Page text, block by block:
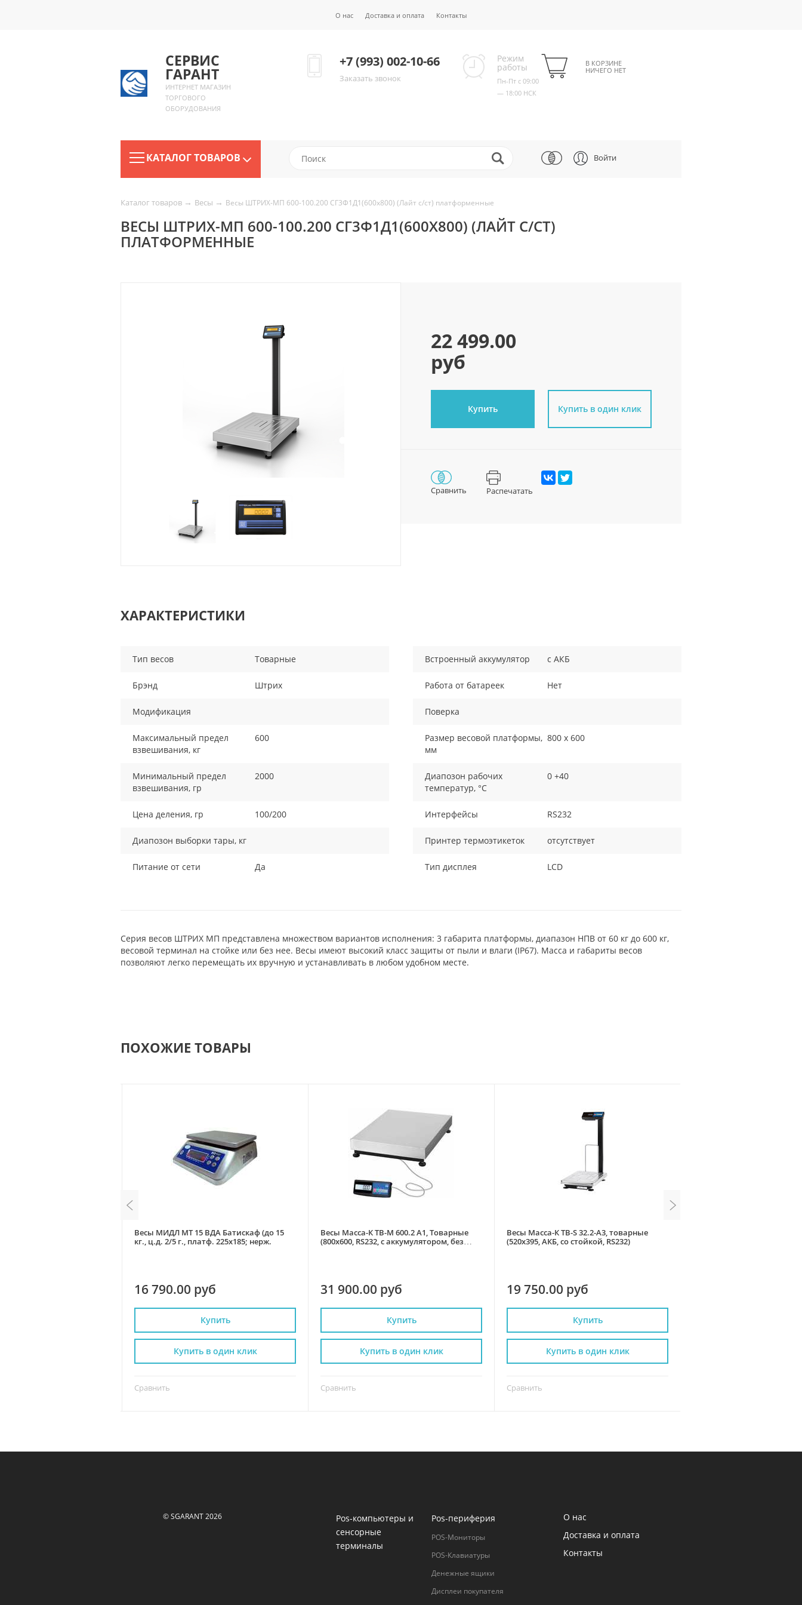
О нас Доставка и оплата Контакты
СЕРВИС
ГАРАНТ
ИНТЕРНЕТ МАГАЗИН
ТОРГОВОГО
ОБОРУДОВАНИЯ
+7 (993) 002-10-66
Заказать звонок
Режим
работы
Пн-Пт с 09:00
— 18:00 НСК
В КОРЗИНЕ
НИЧЕГО НЕТ
КАТАЛОГ ТОВАРОВ Войти
Каталог товаров → Весы → Весы ШТРИХ-МП 600-100.200 СГ3Ф1Д1(600x800) (Лайт с/ст) платформенные
ВЕСЫ ШТРИХ-МП 600-100.200 СГ3Ф1Д1(600X800) (ЛАЙТ С/СТ)
ПЛАТФОРМЕННЫЕ
22 499.00
руб
Купить Купить в один клик
Сравнить Распечатать
ХАРАКТЕРИСТИКИ
Тип весов Товарные
Брэнд Штрих
Модификация
Максимальный предел
взвешивания, кг
600
Минимальный предел
взвешивания, гр
2000
Цена деления, гр 100/200
Диапозон выборки тары, кг
Питание от сети Да
Встроенный аккумулятор с АКБ
Работа от батареек Нет
Поверка
Размер весовой платформы,
мм
800 x 600
Диапозон рабочих
температур, °С
0 +40
Интерфейсы RS232
Принтер термоэтикеток отсутствует
Тип дисплея LCD
Серия весов ШТРИХ МП представлена множеством вариантов исполнения: 3 габарита платформы, диапазон НПВ от 60 кг до 600 кг,
весовой терминал на стойке или без нее. Весы имеют высокий класс защиты от пыли и влаги (IP67). Масса и габариты весов
позволяют легко перемещать их вручную и устанавливать в любом удобном месте.
ПОХОЖИЕ ТОВАРЫ
Весы МИДЛ МТ 15 ВДА Батискаф (до 15
кг., ц.д. 2/5 г., платф. 225х185; нерж.
16 790.00 руб
Купить
Сравнить
Купить в один клик
Весы Масса-К ТВ-М 600.2 А1, Товарные
(800x600, RS232, с аккумулятором, без
31 900.00 руб
Купить
Сравнить
Купить в один клик
Весы Масса-К ТВ-S 32.2-А3, товарные
(520х395, АКБ, со стойкой, RS232)
19 750.00 руб
Купить
Сравнить
Купить в один клик
© SGARANT 2026
Pos-компьютеры и
сенсорные
терминалы
Pos-периферия
POS-Мониторы
POS-Клавиатуры
Денежные ящики
Дисплеи покупателя
О нас
Доставка и оплата
Контакты